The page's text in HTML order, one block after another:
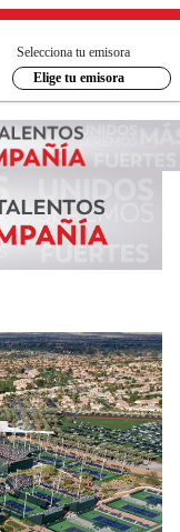
Selecciona tu emisora
Elige tu emisora